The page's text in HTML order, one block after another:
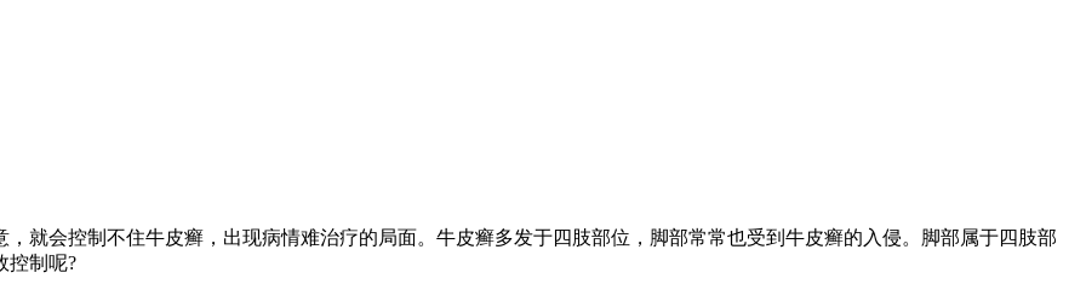
会控制不住牛皮癣，出现病情难治疗的局面。牛皮癣多发于四肢部位，脚部常常也受到牛皮癣的入侵。脚部属于四肢部
控制呢?